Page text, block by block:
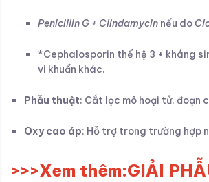
Penicillin G + Clindamycin nếu do
*Cephalosporin thế hệ 3 + kháng
vi khuẩn khác.
Phẫu thuật: Cắt lọc mô hoại tử, đoạn
Oxy cao áp: Hỗ trợ trong trường hợp
>>>Xem thêm:GIẢI